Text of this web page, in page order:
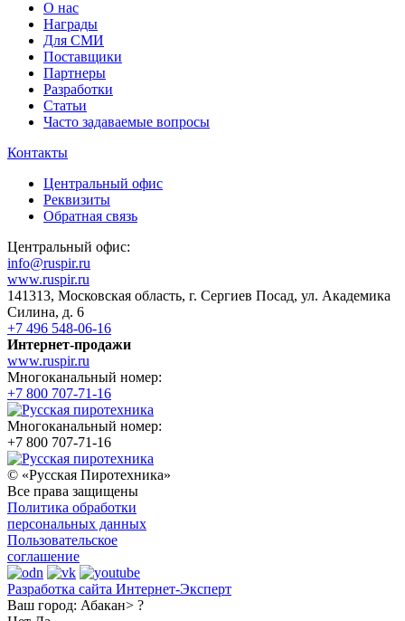
О нас
Награды
Для СМИ
Поставщики
Партнеры
Разработки
Статьи
Часто задаваемые вопросы
Контакты
Центральный офис
Реквизиты
Обратная связь
Центральный офис:
info@ruspir.ru
www.ruspir.ru
141313, Московская область, г. Сергиев Посад, ул. Академика
Силина, д. 6
+7 496 548-06-16
Интернет-продажи
www.ruspir.ru
Многоканальный номер:
+7 800 707-71-16
Многоканальный номер:
+7 800 707-71-16
© «Русская Пиротехника»
Все права защищены
Политика обработки
персональных данных
Пользовательское
соглашение
Разработка сайта Интернет-Эксперт
Ваш город: Абакан> ?